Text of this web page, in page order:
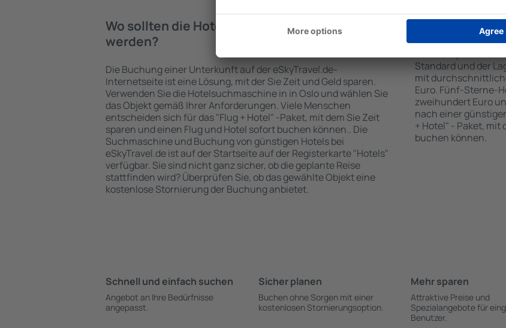
Wo sollten die Hotels in in Oslo gebucht
werden?
Die Buchung einer Unterkunft auf der eSkyTravel.de-
Internetseite ist eine Lösung, mit der Sie Zeit und Geld sparen.
Verwenden Sie die Hotelsuchmaschine in in Oslo und wählen Sie
das Objekt gemäß Ihrer Anforderungen. Viele Menschen
entscheiden sich für das "Flug + Hotel" -Paket, mit dem Sie Zeit
sparen und einen Flug und Hotel sofort buchen können.. Die
Suchmaschine und Buchung von günstigen Hotels bei
eSkyTravel.de ist auf der Startseite auf der Registerkarte "Hotels"
verfügbar. Sie sind nicht ganz sicher, ob die geplante Reise
stattfinden wird? Überprüfen Sie, ob das gewählte Objekt eine
kostenlose Stornierung der Buchung anbietet.
Wie viel
Der Preis pro
Standard und der
mit
Euro. Fünf-Sterne-
zweihundert Euro
nach einer
+ Hotel" - Paket, mit
buchen können.
Schnell und einfach suchen
Angebot an Ihre Bedürfnisse
angepasst.
Sicher planen
Buchen ohne Sorgen mit einer
kostenlosen Stornierungsoption.
Mehr sparen
Attraktive Preise und
Spezialangebote für
Benutzer.